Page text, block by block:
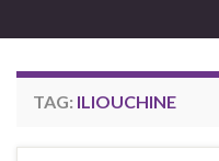
TAG: ILIOUCHINE